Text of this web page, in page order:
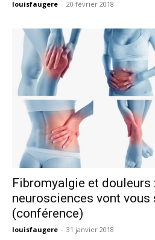
louisfaugere - 20 février 2018
Fibromyalgie et douleurs
neurosciences vont vous
(conférence)
louisfaugere - 31 janvier 2018